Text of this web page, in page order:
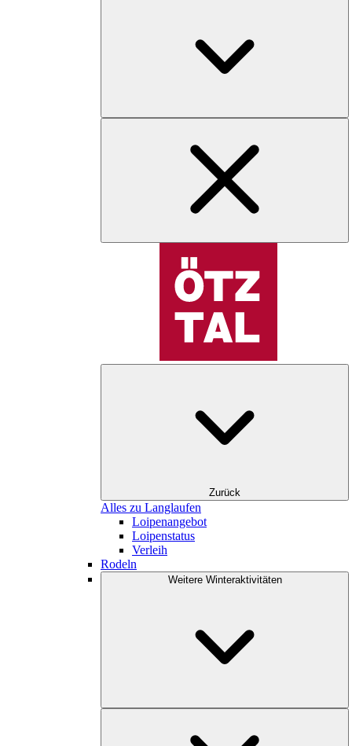
Zurück
Alles zu Langlaufen
Loipenangebot
Loipenstatus
Verleih
Rodeln
Weitere Winteraktivitäten